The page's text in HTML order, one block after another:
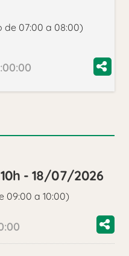
de 07:00 a 08:00)
- 18/07/2026
09:00 a 10:00)